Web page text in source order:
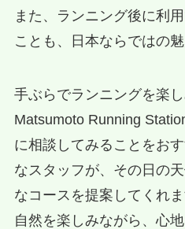
また、ランニング後に利
ことも、日本ならではの
手ぶらでランニングを楽
Matsumoto Running
に相談してみることをお
なスタッフが、その日の
なコースを提案してくれ
自然を楽しみながら、心